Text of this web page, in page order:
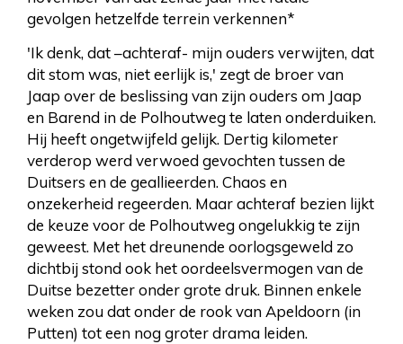
gevolgen hetzelfde terrein verkennen*
'Ik denk, dat –achteraf- mijn ouders verwijten, dat
dit stom was, niet eerlijk is,' zegt de broer van
Jaap over de beslissing van zijn ouders om Jaap
en Barend in de Polhoutweg te laten onderduiken.
Hij heeft ongetwijfeld gelijk. Dertig kilometer
verderop werd verwoed gevochten tussen de
Duitsers en de geallieerden. Chaos en
onzekerheid regeerden. Maar achteraf bezien lijkt
de keuze voor de Polhoutweg ongelukkig te zijn
geweest. Met het dreunende oorlogsgeweld zo
dichtbij stond ook het oordeelsvermogen van de
Duitse bezetter onder grote druk. Binnen enkele
weken zou dat onder de rook van Apeldoorn (in
Putten) tot een nog groter drama leiden.